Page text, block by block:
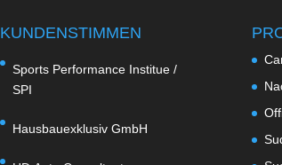
KUNDENSTIMMEN
Sports Performance Institue /
SPI
Hausbauexklusiv GmbH